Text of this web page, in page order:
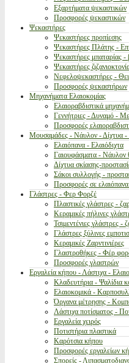
Εξαρτήματα ψεκαστικών
Προσφορές ψεκαστικών
Ψεκαστήρες
Ψεκαστήρες προπίεσης
Ψεκαστήρες Πλάτης -
Ψεκαστήρες μπαταρίας -
Ψεκαστήρες
Νεφελοψεκαστήρες -
Προσφορές ψεκαστήρων
Μηχανήματα Ελαιοκομίας
Ελαιοραβδιστικά
Γεννήτριες - Δυναμό -
Προσφορές
Μουσαμάδες - Νάυλον - Δίχτυα -
Ελαιόπανα - Ελαιόδιχτα
Γαιουφάσματα - Νάυλον
Δίχτυα σκίασης-
Σάκοι συλλογής -
Προσφορές σε ελαιόπανα
Γλάστρες - Φερ Φορζέ
Πλαστικές γλάστρες -
Κεραμικές πήλινες
Τσιμεντένιες γλάστρες -
Γλάστρες ξύλινες
Κεραμικές Ζαρντινιέρες
Γλαστροθήκες - Φέρ
Προσφορές γλαστρών
Εργαλεία κήπου - Λάστιχα -
Κλαδευτήρια - Ψαλίδια
Ελαιοκομικά -
Όργανα μέτρησης -
Λάστιχα ποτίσματος -
Εργαλεία χειρός
Ποτιστήρια πλαστικά
Καρότσια κήπου
Προσφορές εργαλείων
Σπορείς -